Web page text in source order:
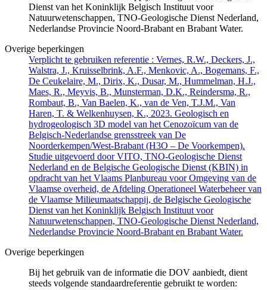
Dienst van het Koninklijk Belgisch Instituut voor
Natuurwetenschappen, TNO-Geologische Dienst Nederland,
Nederlandse Provincie Noord-Brabant en Brabant Water.
Overige beperkingen
Verplicht te gebruiken referentie : Vernes, R.W., Deckers, J.,
Walstra, J., Kruisselbrink, A.F., Menkovic, A., Bogemans, F.,
De Ceukelaire, M., Dirix, K., Dusar, M., Hummelman, H.J.,
Maes, R., Meyvis, B., Munsterman, D.K., Reindersma, R.,
Rombaut, B., Van Baelen, K., van de Ven, T.J.M., Van
Haren, T. & Welkenhuysen, K., 2023. Geologisch en
hydrogeologisch 3D model van het Cenozoïcum van de
Belgisch-Nederlandse grensstreek van De
Noorderkempen/West-Brabant (H3O – De Voorkempen).
Studie uitgevoerd door VITO, TNO-Geologische Dienst
Nederland en de Belgische Geologische Dienst (KBIN) in
opdracht van het Vlaams Planbureau voor Omgeving van de
Vlaamse overheid, de Afdeling Operationeel Waterbeheer van
de Vlaamse Milieumaatschappij, de Belgische Geologische
Dienst van het Koninklijk Belgisch Instituut voor
Natuurwetenschappen, TNO-Geologische Dienst Nederland,
Nederlandse Provincie Noord-Brabant en Brabant Water.
Overige beperkingen
Bij het gebruik van de informatie die DOV aanbiedt, dient
steeds volgende standaardreferentie gebruikt te worden: